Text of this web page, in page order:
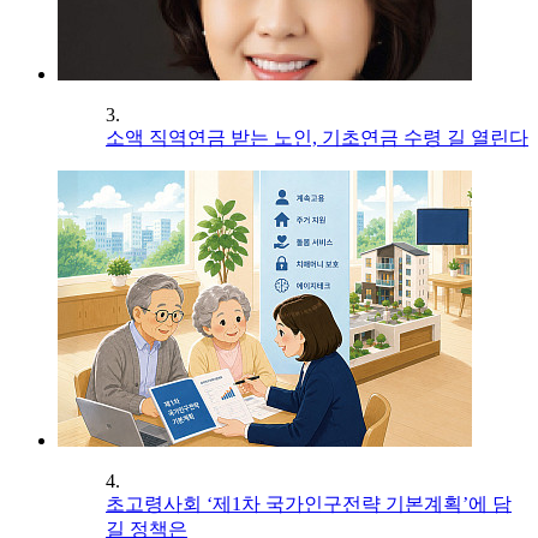
3.
소액 직역연금 받는 노인, 기초연금 수령 길 열린다
4.
초고령사회 ‘제1차 국가인구전략 기본계획’에 담
길 정책은